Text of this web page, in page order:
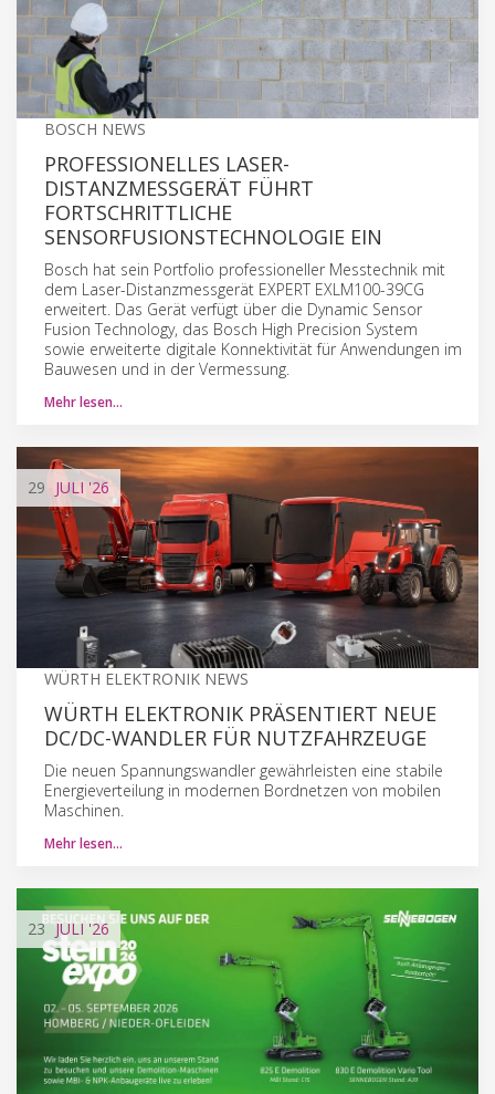
BOSCH NEWS
PROFESSIONELLES LASER-
DISTANZMESSGERÄT FÜHRT
FORTSCHRITTLICHE
SENSORFUSIONSTECHNOLOGIE EIN
Bosch hat sein Portfolio professioneller Messtechnik mit
dem Laser-Distanzmessgerät EXPERT EXLM100-39CG
erweitert. Das Gerät verfügt über die Dynamic Sensor
Fusion Technology, das Bosch High Precision System
sowie erweiterte digitale Konnektivität für Anwendungen im
Bauwesen und in der Vermessung.
Mehr lesen…
29 JULI'26
WÜRTH ELEKTRONIK NEWS
WÜRTH ELEKTRONIK PRÄSENTIERT NEUE
DC/DC-WANDLER FÜR NUTZFAHRZEUGE
Die neuen Spannungswandler gewährleisten eine stabile
Energieverteilung in modernen Bordnetzen von mobilen
Maschinen.
Mehr lesen…
23 JULI'26